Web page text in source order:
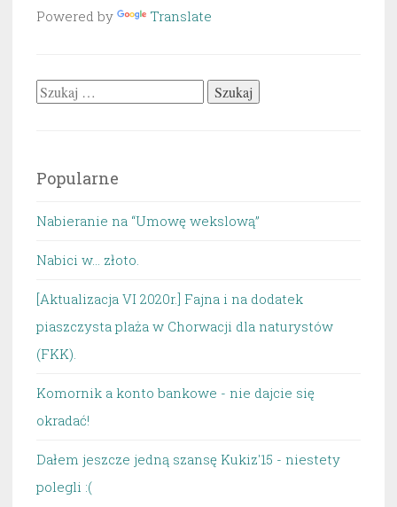
Wystarczy
decyzji
prezesa.”
Powered by Translate
Szukaj:
Popularne
Nabieranie na “Umowę wekslową”
Nabici w... złoto.
[Aktualizacja VI 2020r.] Fajna i na dodatek
piaszczysta plaża w Chorwacji dla naturystów
(FKK).
Komornik a konto bankowe - nie dajcie się
okradać!
Dałem jeszcze jedną szansę Kukiz'15 - niestety
polegli :(